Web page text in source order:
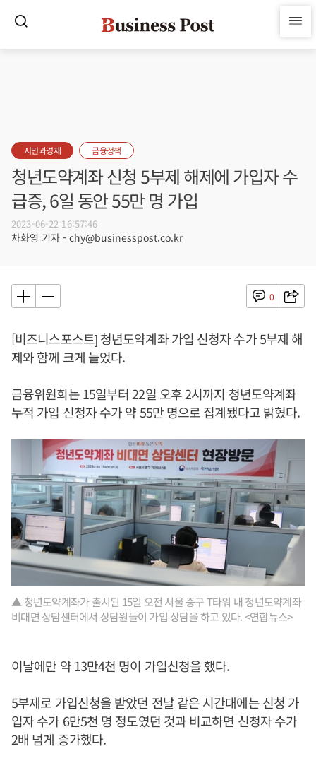
시민과경제 금융정책
청년도약계좌 신청 5부제 해제에 가입자 수
급증, 6일 동안 55만 명 가입
2023-06-22 16:57:46
차화영 기자 - chy@businesspost.co.kr
0
[비즈니스포스트] 청년도약계좌 가입 신청자 수가 5부제 해
제와 함께 크게 늘었다.
금융위원회는 15일부터 22일 오후 2시까지 청년도약계좌
누적 가입 신청자 수가 약 55만 명으로 집계됐다고 밝혔다.
▲ 청년도약계좌가 출시된 15일 오전 서울 중구 T타워 내 청년도약계좌
비대면 상담센터에서 상담원들이 가입 상담을 하고 있다. <연합뉴스>
이날에만 약 13만4천 명이 가입신청을 했다.
5부제로 가입신청을 받았던 전날 같은 시간대에는 신청 가
입자 수가 6만5천 명 정도였던 것과 비교하면 신청자 수가
2배 넘게 증가했다.